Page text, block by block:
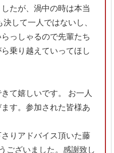
たが、渦中の時は本当
決して一人ではないし、
っしゃるので先輩たち
乗り越えていってほし
て嬉しいです。
お一人
す。参加された皆様あ
りアドバイス頂いた藤
ございました。感謝致し